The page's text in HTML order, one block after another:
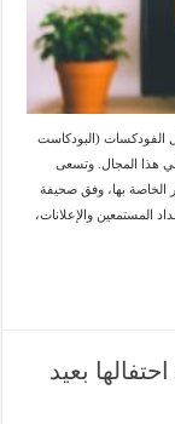
الفودكسات (البودكاست
في هذا المجال. وتسعى
الخاصة بها، وفق صحيفة
المستمعين والإعلانات،
بعيد